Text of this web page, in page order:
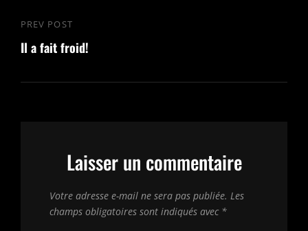
Previous
Post
PREV POST
Il a fait froid!
Laisser un commentaire
Votre adresse e-mail ne sera pas publiée. Les
champs obligatoires sont indiqués avec *